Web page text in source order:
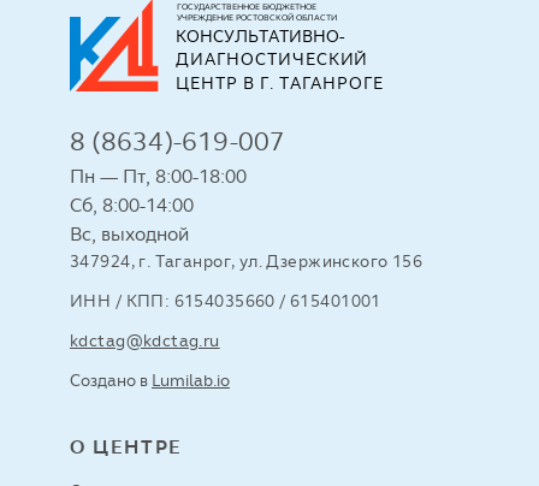
КОНСУЛЬТАТИВНО-
ДИАГНОСТИЧЕСКИЙ
ЦЕНТР В Г. ТАГАНРОГЕ
ГОСУДАРСТВЕННОЕ БЮДЖЕТНОЕ
УЧРЕЖДЕНИЕ РОСТОВСКОЙ ОБЛАСТИ
8 (8634)-619-007
Пн — Пт, 8:00-18:00
Сб, 8:00-14:00
Вс, выходной
347924, г. Таганрог, ул. Дзержинского 156
ИНН / КПП: 6154035660 / 615401001
kdctag@kdctag.ru
Создано в Lumilab.io
О ЦЕНТРЕ